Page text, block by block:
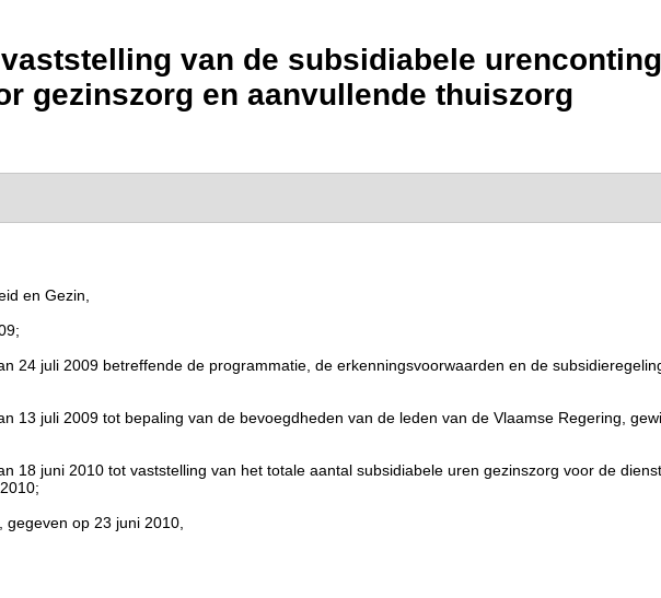
van de subsidiabele
gezinszorg en aanvullende thuiszorg
en Gezin,
24 juli 2009 betreffende de programmatie, de erkenningsvoorwaarden en de
13 juli 2009 tot bepaling van de bevoegdheden van de leden van de Vlaamse Regering,
18 juni 2010 tot vaststelling van het totale aantal subsidiabele uren gezinszorg voor de
op 23 juni 2010,